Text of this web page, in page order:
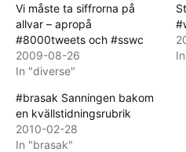
Vi måste ta siffrorna på
allvar – apropå
#8000tweets och #sswc
2009-08-26
In "diverse"
#brasak Sanningen bakom
en kvällstidningsrubrik
2010-02-28
In "brasak"